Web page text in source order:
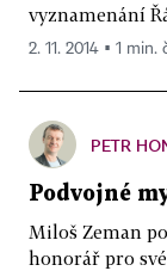
vyznamenání
2. 11. 2014 ▪ 1 min.
PETR
Podvojné
Miloš Zeman
honorář pro